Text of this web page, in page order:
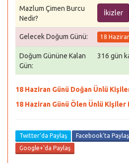
Mazlum Çimen Burcu
Nedir?
İkizler
Gelecek Doğum Günü: 18
Doğum Gününe Kalan
Gün:
316 gün
18 Haziran Günü Doğan Ünlü
18 Haziran Günü Ölen Ünlü Kişiler
Twitter'da Paylaş Facebook'ta Paylaş
Google+'da Paylaş